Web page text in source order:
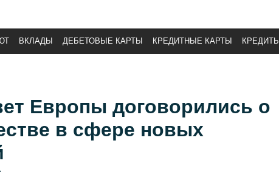
ВКЛАДЫ ДЕБЕТОВЫЕ КАРТЫ КРЕДИТНЫЕ КАРТЫ КРЕДИТЫ
Европы договорились о
в сфере новых